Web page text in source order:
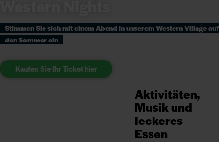
Stimmen Sie sich mit einem Abend in unserem Western Village auf
den Sommer ein
Kaufen Sie Ihr Ticket hier
Aktivitäten,
Musik und
leckeres
Essen